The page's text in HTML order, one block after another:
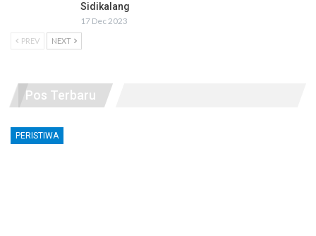
Sidikalang
17 Dec 2023
PREV NEXT
Pos Terbaru
PERISTIWA